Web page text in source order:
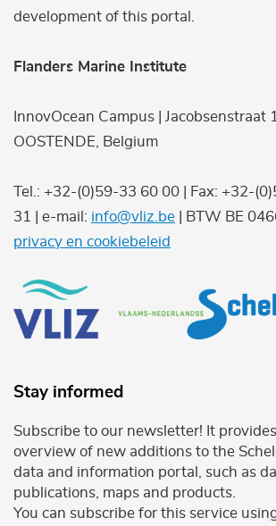
development of this portal.
Flanders Marine Institute
InnovOcean Campus | Jacobsenstraat
OOSTENDE, Belgium
Tel.: +32-(0)59-33 60 00 | Fax: +32-
31 | e-mail: info@vliz.be | BTW BE
privacy en cookiebeleid
Stay informed
Subscribe to our newsletter! It
overview of new additions to the
data and information portal, such as
publications, maps and products.
You can subscribe for this service